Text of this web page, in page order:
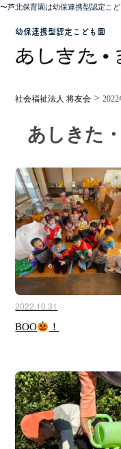
〜芦北保育園は幼保連携型認定こ
幼保連携型認定こども園
社会福祉法人 将友会 >
あしきた
2022.10.31
BOO ！